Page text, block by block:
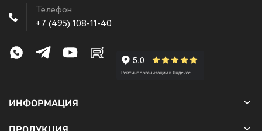
Телефон
+7 (495) 108-11-40
ИНФОРМАЦИЯ